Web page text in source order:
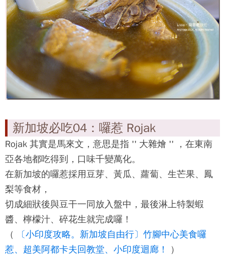
電話： + 65 62947545
營業時間： 07：00 ～ 22：00 週一公休
必吃推薦：發起人肉骨茶 Founder
花拉公園站（NE8，Farrer Park）B 出口，右轉龍崗路
地址：154 Rangoon Road 附近（跟黃亞細同條
街）
電話： + 65 63526192
營業時間： 12：00 ～ 14：30、 18：00 ～
02：30 週二公休
必吃推薦：松發肉骨茶 Song Fa
地址： 17 New Bridge Road
電話： + 65 65336128